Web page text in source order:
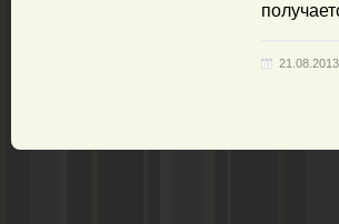
21.08.2013